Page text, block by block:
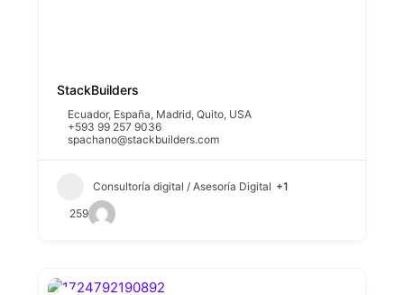
StackBuilders
Ecuador, España, Madrid,Quito, USA
+593 99 257 9036
spachano@stackbuilders.com
Consultoría digital / Asesoría Digital +1
259